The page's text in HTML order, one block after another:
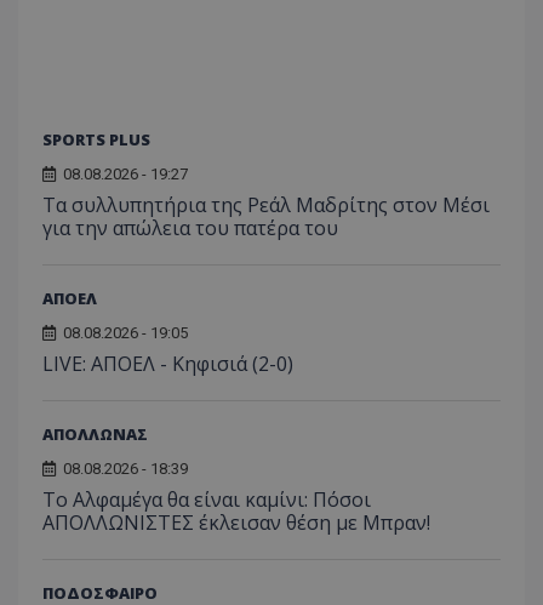
SPORTS PLUS
08.08.2026 - 19:27
Τα συλλυπητήρια της Ρεάλ Μαδρίτης στον Μέσι
για την απώλεια του πατέρα του
ΑΠΟΕΛ
08.08.2026 - 19:05
LIVE: ΑΠΟΕΛ - Κηφισιά (2-0)
ΑΠΟΛΛΩΝΑΣ
08.08.2026 - 18:39
Το Αλφαμέγα θα είναι καμίνι: Πόσοι
ΑΠΟΛΛΩΝΙΣΤΕΣ έκλεισαν θέση με Μπραν!
ΠΟΔΟΣΦΑΙΡΟ